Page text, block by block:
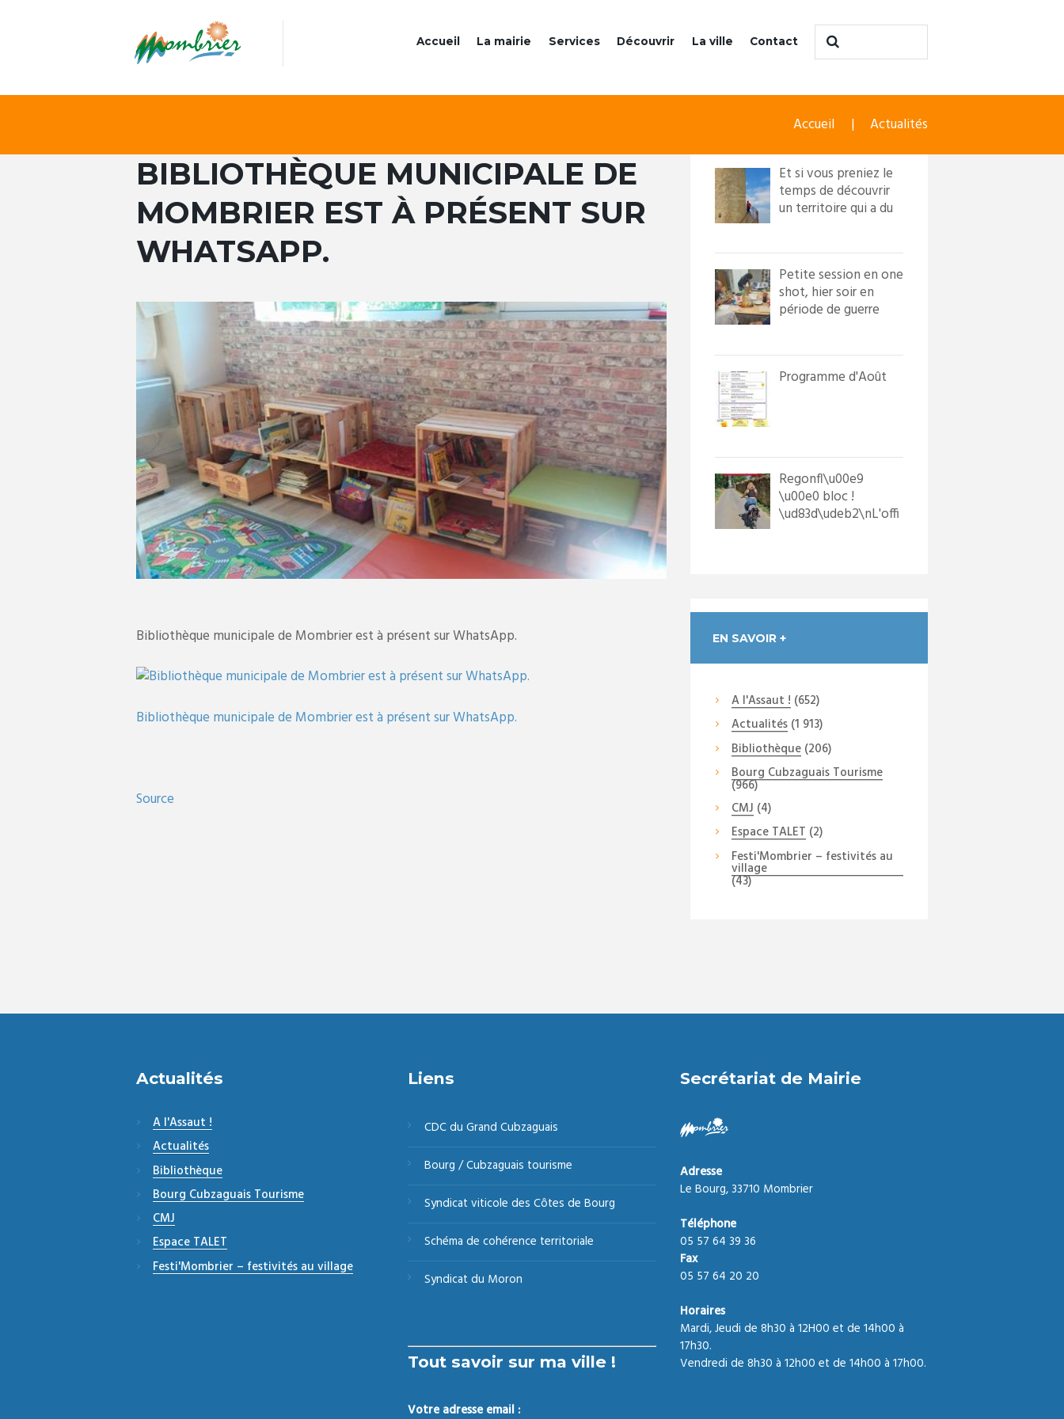
Accueil La mairie Services Découvrir La ville Contact
Accueil Actualités
BIBLIOTHÈQUE MUNICIPALE DE
MOMBRIER EST À PRÉSENT SUR
WHATSAPP.
Bibliothèque municipale de Mombrier est à présent sur WhatsApp.
Bibliothèque municipale de Mombrier est à présent sur WhatsApp.
Source
Et si vous preniez le
temps de découvrir
un territoire qui a du
Petite session en one
shot, hier soir en
période de guerre
Programme d'Août
Regonfl\u00e9
\u00e0 bloc !
\ud83d\udeb2\nL'offi
EN SAVOIR +
A l'Assaut ! (652)
Actualités(1 913)
Bibliothèque(206)
Bourg Cubzaguais Tourisme
(966)
CMJ (4)
Espace TALET (2)
Festi'Mombrier – festivités au
village
(43)
Actualités
A l'Assaut !
Actualités
Bibliothèque
Bourg Cubzaguais Tourisme
CMJ
Espace TALET
Festi'Mombrier – festivités au village
Liens
CDC du Grand Cubzaguais
Bourg / Cubzaguais tourisme
Syndicat viticole des Côtes de Bourg
Schéma de cohérence territoriale
Syndicat du Moron
Tout savoir sur ma ville !
Votre adresse email :
Secrétariat de Mairie
Adresse
Le Bourg, 33710 Mombrier
Téléphone
05 57 64 39 36
Fax
05 57 64 20 20
Horaires
Mardi, Jeudi de 8h30 à 12H00 et de 14h00 à
17h30.
Vendredi de 8h30 à 12h00 et de 14h00 à 17h00.